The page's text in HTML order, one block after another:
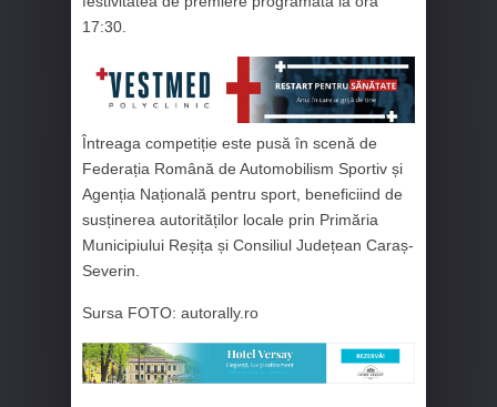
17:30.
Întreaga competiție este pusă în scenă de
Federația Română de Automobilism Sportiv și
Agenția Națională pentru sport, beneficiind de
susținerea autorităților locale prin Primăria
Municipiului Reșița și Consiliul Județean Caraș-
Severin.
Sursa FOTO: autorally.ro